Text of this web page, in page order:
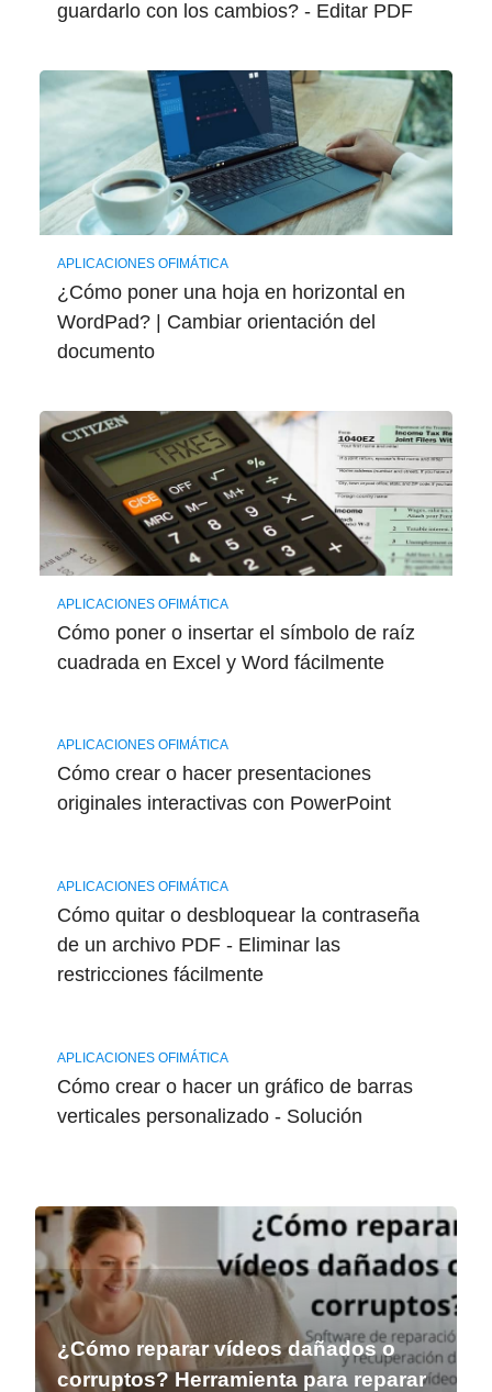
guardarlo con los cambios? - Editar PDF
APLICACIONES OFIMÁTICA
¿Cómo poner una hoja en horizontal en
WordPad? | Cambiar orientación del
documento
APLICACIONES OFIMÁTICA
Cómo poner o insertar el símbolo de raíz
cuadrada en Excel y Word fácilmente
APLICACIONES OFIMÁTICA
Cómo crear o hacer presentaciones
originales interactivas con PowerPoint
APLICACIONES OFIMÁTICA
Cómo quitar o desbloquear la contraseña
de un archivo PDF - Eliminar las
restricciones fácilmente
APLICACIONES OFIMÁTICA
Cómo crear o hacer un gráfico de barras
verticales personalizado - Solución
¿Cómo reparar vídeos dañados o
corruptos? Herramienta para reparar